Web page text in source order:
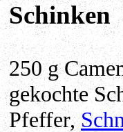
Schinken
250 g
gekochte
Pfeffer,